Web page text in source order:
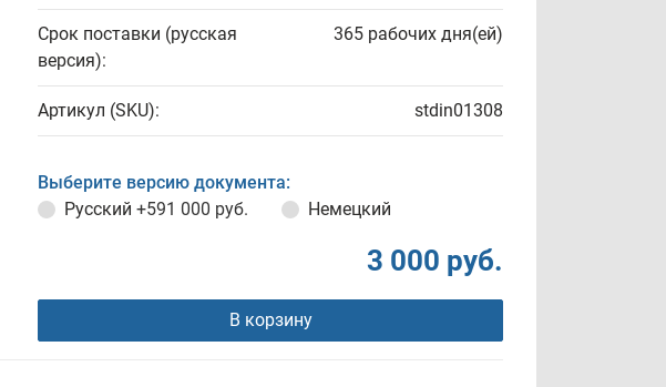
Срок поставки (русская
версия):
365 рабочих дня(ей)
Артикул (SKU): stdin01308
Выберите версию документа:
Русский +591 000 руб. Немецкий
3 000 руб.
В корзину